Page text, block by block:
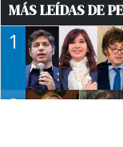
MÁS LEÍDAS DE
1
2